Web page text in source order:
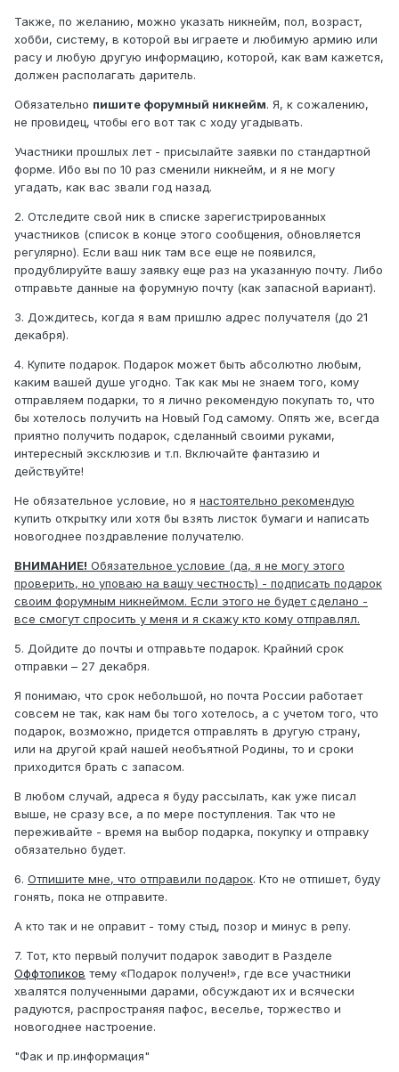
Также, по желанию, можно указать никнейм, пол, возраст,
хобби, систему, в которой вы играете и любимую армию или
расу и любую другую информацию, которой, как вам кажется,
должен располагать даритель.
Обязательно пишите форумный никнейм. Я, к сожалению,
не провидец, чтобы его вот так с ходу угадывать.
Участники прошлых лет - присылайте заявки по стандартной
форме. Ибо вы по 10 раз сменили никнейм, и я не могу
угадать, как вас звали год назад.
2. Отследите свой ник в списке зарегистрированных
участников (список в конце этого сообщения, обновляется
регулярно). Если ваш ник там все еще не появился,
продублируйте вашу заявку еще раз на указанную почту. Либо
отправьте данные на форумную почту (как запасной вариант).
3. Дождитесь, когда я вам пришлю адрес получателя (до 21
декабря).
4. Купите подарок. Подарок может быть абсолютно любым,
каким вашей душе угодно. Так как мы не знаем того, кому
отправляем подарки, то я лично рекомендую покупать то, что
бы хотелось получить на Новый Год самому. Опять же, всегда
приятно получить подарок, сделанный своими руками,
интересный эксклюзив и т.п. Включайте фантазию и
действуйте!
Не обязательное условие, но я настоятельно рекомендую
купить открытку или хотя бы взять листок бумаги и написать
новогоднее поздравление получателю.
ВНИМАНИЕ! Обязательное условие (да, я не могу этого
проверить, но уповаю на вашу честность) - подписать подарок
своим форумным никнеймом. Если этого не будет сделано -
все смогут спросить у меня и я скажу кто кому отправлял.
5. Дойдите до почты и отправьте подарок. Крайний срок
отправки – 27 декабря.
Я понимаю, что срок небольшой, но почта России работает
совсем не так, как нам бы того хотелось, а с учетом того, что
подарок, возможно, придется отправлять в другую страну,
или на другой край нашей необъятной Родины, то и сроки
приходится брать с запасом.
В любом случай, адреса я буду рассылать, как уже писал
выше, не сразу все, а по мере поступления. Так что не
переживайте - время на выбор подарка, покупку и отправку
обязательно будет.
6. Отпишите мне, что отправили подарок. Кто не отпишет, буду
гонять, пока не отправите.
А кто так и не оправит - тому стыд, позор и минус в репу.
7. Тот, кто первый получит подарок заводит в Разделе
Оффтопиков тему «Подарок получен!», где все участники
хвалятся полученными дарами, обсуждают их и всячески
радуются, распространяя пафос, веселье, торжество и
новогоднее настроение.
"Фак и пр.информация"